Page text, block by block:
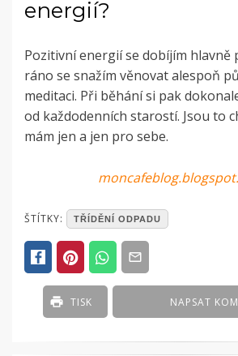
energií?
Pozitivní energií se dobíjím hlavně
ráno se snažím věnovat alespoň
meditaci. Při běhání si pak
od každodenních starostí. Jsou to
mám jen a jen pro sebe.
POSTED
ČLÁNKY
ŠTÍTKY: TŘÍDĚNÍ ODPADU
NAPSAT
TISK